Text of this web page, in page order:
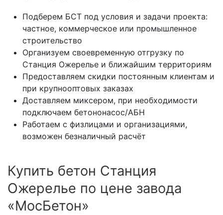
Подберем БСТ под условия и задачи проекта:
частное, коммерческое или промышленное
строительство
Организуем своевременную отгрузку по
Станция Ожерелье и ближайшим территориям
Предоставляем скидки постоянным клиентам и
при крупнооптовых заказах
Доставляем миксером, при необходимости
подключаем бетононасос/АБН
Работаем с физлицами и организациями,
возможен безналичный расчёт
Купить бетон Станция
Ожерелье по цене завода
«МосБетон»